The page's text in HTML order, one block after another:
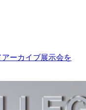
ーカイブ展示会を